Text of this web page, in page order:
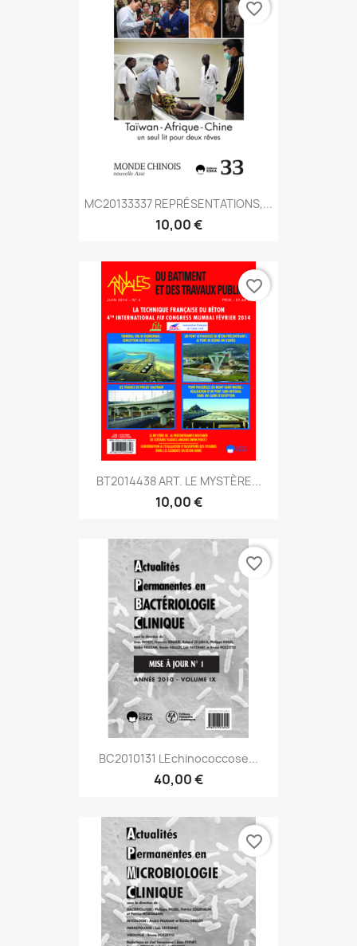
MC20133337 REPRÉSENTATIONS,...
10,00 €
favorite_border
BT2014438 ART. LE MYSTÈRE...
10,00 €
favorite_border
BC2010131 LEchinococcose...
40,00 €
favorite_border
favorite_border